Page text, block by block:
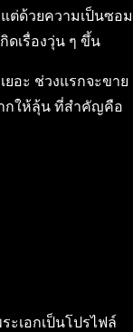
ต่ด้วยความเป็นซอม
ดเรื่องวุ่น ๆ ขึ้น
ยอะ ช่วงแรกจะขาย
กให้ลุ้น ที่สำคัญคือ
เอกเป็นโปรไฟล์